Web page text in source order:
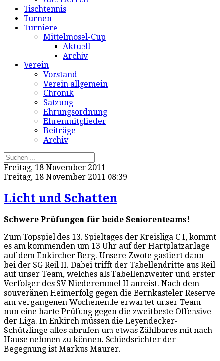
Tischtennis
Turnen
Turniere
Mittelmosel-Cup
Aktuell
Archiv
Verein
Vorstand
Verein allgemein
Chronik
Satzung
Ehrungsordnung
Ehrenmitglieder
Beiträge
Archiv
Freitag, 18 November 2011
Freitag, 18 November 2011 08:39
Licht und Schatten
Schwere Prüfungen für beide Seniorenteams!
Zum Topspiel des 13. Spieltages der Kreisliga C I, kommt
es am kommenden um 13 Uhr auf der Hartplatzanlage
auf dem Enkircher Berg. Unsere Zwote gastiert dann
bei der SG Reil II. Dabei trifft der Tabellendritte aus Reil
auf unser Team, welches als Tabellenzweiter und erster
Verfolger des SV Niederemmel II anreist. Nach dem
souveränen Heimerfolg gegen die Bernkasteler Reserve
am vergangenen Wochenende erwartet unser Team
nun eine harte Prüfung gegen die zweitbeste Offensive
der Liga. In Enkirch müssen die Leyendecker-
Schützlinge alles abrufen um etwas Zählbares mit nach
Hause nehmen zu können. Schiedsrichter der
Begegnung ist Markus Maurer.